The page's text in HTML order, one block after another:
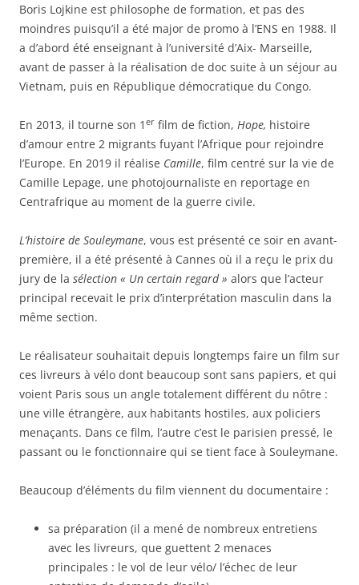
Boris Lojkine est philosophe de formation, et pas des
moindres puisqu’il a été major de promo à l’ENS en 1988. Il
a d’abord été enseignant à l’université d’Aix- Marseille,
avant de passer à la réalisation de doc suite à un séjour au
Vietnam, puis en République démocratique du Congo.
En 2013, il tourne son 1 er film de fiction, Hope, histoire
d’amour entre 2 migrants fuyant l’Afrique pour rejoindre
l’Europe. En 2019 il réalise Camille, film centré sur la vie de
Camille Lepage, une photojournaliste en reportage en
Centrafrique au moment de la guerre civile.
L’histoire de Souleymane, vous est présenté ce soir en avant-
première, il a été présenté à Cannes où il a reçu le prix du
jury de la sélection « Un certain regard » alors que l’acteur
principal recevait le prix d’interprétation masculin dans la
même section.
Le réalisateur souhaitait depuis longtemps faire un film sur
ces livreurs à vélo dont beaucoup sont sans papiers, et qui
voient Paris sous un angle totalement différent du nôtre :
une ville étrangère, aux habitants hostiles, aux policiers
menaçants. Dans ce film, l’autre c’est le parisien pressé, le
passant ou le fonctionnaire qui se tient face à Souleymane.
Beaucoup d’éléments du film viennent du documentaire :
sa préparation (il a mené de nombreux entretiens
avec les livreurs, que guettent 2 menaces
principales : le vol de leur vélo/ l’échec de leur